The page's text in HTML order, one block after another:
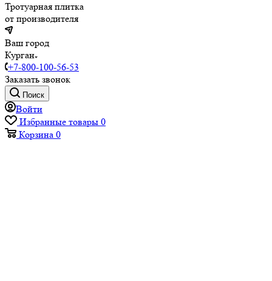
Тротуарная плитка
от производителя
Ваш город
Курган
+7-800-100-56-53
Заказать звонок
Поиск
Войти
Избранные товары 0
Корзина 0